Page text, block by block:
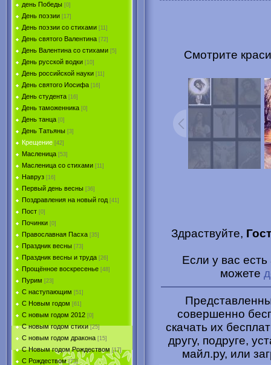
день Победы [0]
День поэзии [17]
День поэзии со стихами [11]
День святого Валентина [72]
День Валентина со стихами [5]
День русской водки [10]
День российской науки [11]
День святого Иосифа [16]
День студента [16]
День таможенника [0]
День танца [0]
День Татьяны [3]
Крещение [42]
Масленица [53]
Масленица со стихами [11]
Навруз [16]
Первый день весны [36]
Поздравления на новый год [41]
Пост [0]
Починки [0]
Православная Пасха [35]
Праздник весны [73]
Праздник весны и труда [26]
Прощённое воскресенье [48]
Пурим [23]
C наступающим [51]
С Новым годом [61]
С новым годом 2012 [0]
С новым годом стихи [25]
С новым годом дракона [15]
C Новым годом Рождеством [17]
С Рождеством [73]
Смотрите
Здраствуйте,
Если у вас
можете
совершенно
скачать их
другу, подруге,
майл.ру, или